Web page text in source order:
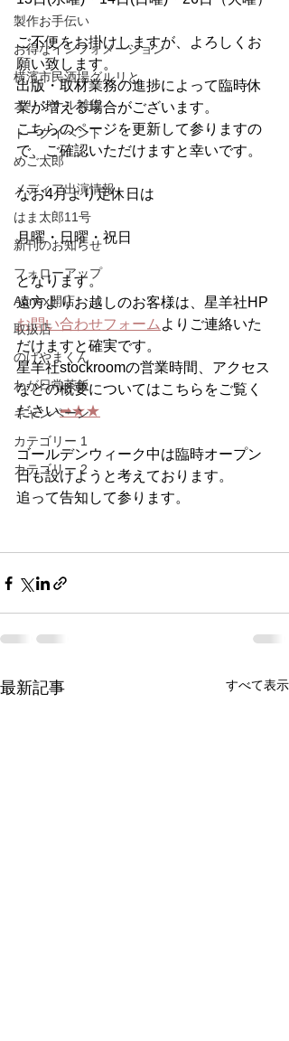
製作お手伝い
お得なインフォメーション
横濱市民酒場グルリと
オリジナル雑貨
トークイベント
めご太郎
メディア出演情報
はま太郎11号
新刊のお知らせ
フォローアップ
Annex開店
取扱店
のげやまくん
わが日常茶飯
キャンペーン
カテゴリー 1
カテゴリー 2
ご不便をお掛けしますが、よろしくお
願い致します。
出版・取材業務の進捗によって臨時休
業が増える場合がございます。
こちらのページを更新して参りますの
で、ご確認いただけますと幸いです。
なお4月より定休日は
月曜・日曜・祝日
となります。
遠方よりお越しのお客様は、星羊社HP
お問い合わせフォームよりご連絡いた
だけますと確実です。
星羊社stockroomの営業時間、アクセス
などの概要についてはこちらをご覧く
ださい➡★★
ゴールデンウィーク中は臨時オープン
日も設けようと考えております。
追って告知して参ります。
最新記事 すべて表示